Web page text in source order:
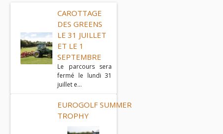
CAROTTAGE
DES GREENS
LE 31 JUILLET
ET LE 1
SEPTEMBRE
Le parcours sera
fermé le lundi 31
juillet e...
EUROGOLF SUMMER
TROPHY